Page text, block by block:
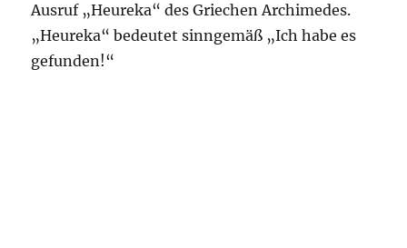
Ausruf „Heureka“ des Griechen Archimedes.
„Heureka“ bedeutet sinngemäß „Ich habe es
gefunden!“